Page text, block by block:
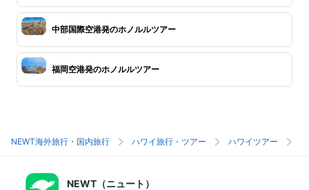
中部国際空港発のホノルルツアー
福岡空港発のホノルルツアー
NEWT海外旅行・国内旅行 ハワイ旅行・ツアー ハワイツアー
NEWT（ニュート）